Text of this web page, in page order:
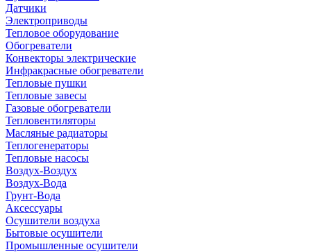
Датчики
Электроприводы
Тепловое оборудование
Обогреватели
Конвекторы электрические
Инфракрасные обогреватели
Тепловые пушки
Тепловые завесы
Газовые обогреватели
Тепловентиляторы
Масляные радиаторы
Теплогенераторы
Тепловые насосы
Воздух-Воздух
Воздух-Вода
Грунт-Вода
Аксессуары
Осушители воздуха
Бытовые осушители
Промышленные осушители